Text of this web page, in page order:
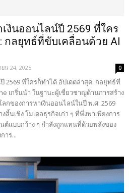
งินออนไลน์ปี 2569 ที่ใคร
กลยุทธ์ที่ขับเคลื่อนด้วย AI
น 24, 2025 0
2569 ที่ใครก็ทำได้ อัปเดตล่าสุด: กลยุทธ์ที่
เกริ่นนำ ในฐานะผู้เชี่ยวชาญด้านการสร้าง
กของการหาเงินออนไลน์ในปี พ.ศ. 2569
นเชิง โมเดลธุรกิจเก่า ๆ ที่พึ่งพาเพียงการ
แบบกว้าง ๆ กำลังถูกแทนที่ด้วยพลังของ
าร...